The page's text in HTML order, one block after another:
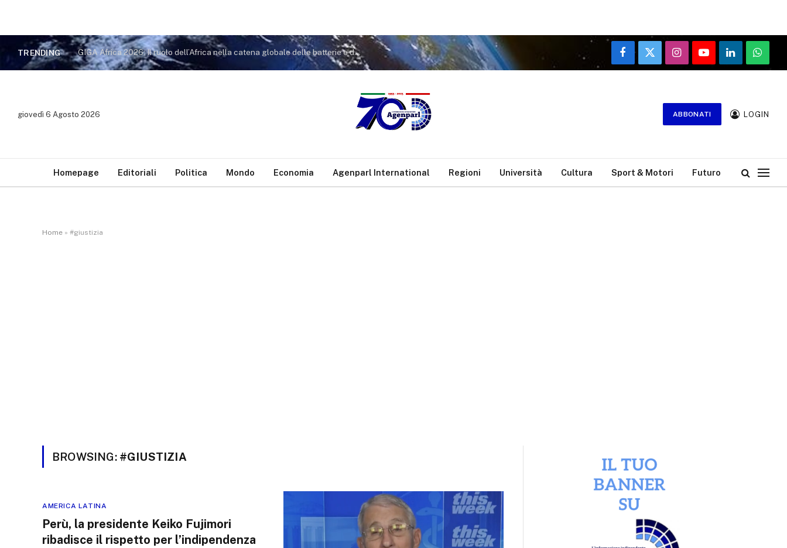
TRENDING GIGA Africa 2026: Il ruolo dell’Africa nella catena globale delle batterie e dei minerali critici
Facebook
X
(Twitter)
InstagramYouTubeLinkedIn
giovedì 6 Agosto 2026 ABBONATI LOGIN
Homepage Editoriali Politica Mondo Economia Agenparl International Regioni Università Cultura Sport & Motori Futuro
Home » #giustizia
BROWSING: #GIUSTIZIA
AMERICA LATINA
Perù, la presidente Keiko Fujimori
ribadisce il rispetto per l’indipendenza